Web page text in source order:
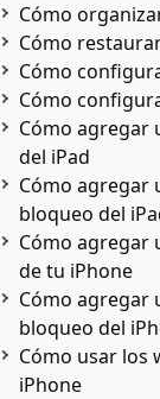
Cómo
Cómo
Cómo
Cómo
Cómo agregar
del iPad
Cómo agregar
bloqueo del
Cómo agregar
de tu iPhone
Cómo agregar
bloqueo del
Cómo usar los
iPhone